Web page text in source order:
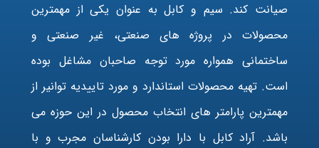
صیانت کند. سیم و کابل به عنوان یکی از مهمترین
محصولات در پروژه های صنعتی، غیر صنعتی و
ساختمانی همواره مورد توجه صاحبان مشاغل بوده
است. تهیه محصولات استاندارد و مورد تاییدیه توانیر از
مهمترین پارامتر های انتخاب محصول در این حوزه می
باشد. آراد کابل با دارا بودن کارشناسان مجرب و با